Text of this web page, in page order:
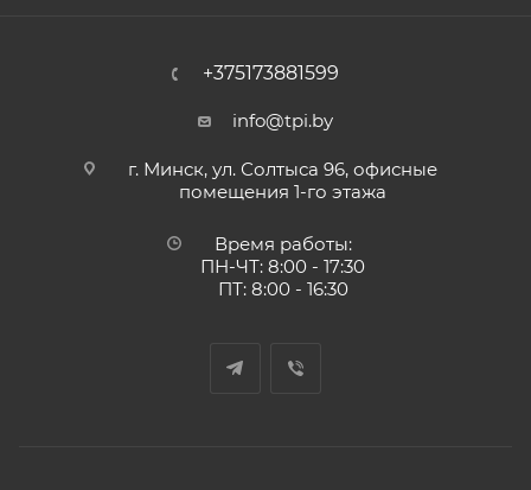
+375173881599
info@tpi.by
г. Минск, ул. Солтыса 96, офисные
помещения 1-го этажа
Время работы:
ПН-ЧТ: 8:00 - 17:30
ПТ: 8:00 - 16:30